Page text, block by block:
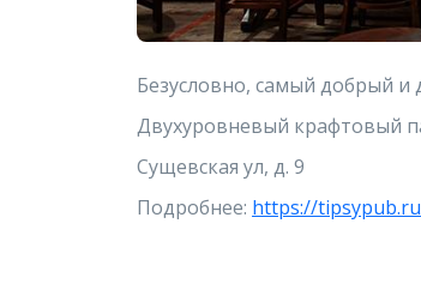
Безусловно, самый добрый
Двухуровневый крафтовый
Сущевская ул, д. 9
Подробнее: https://